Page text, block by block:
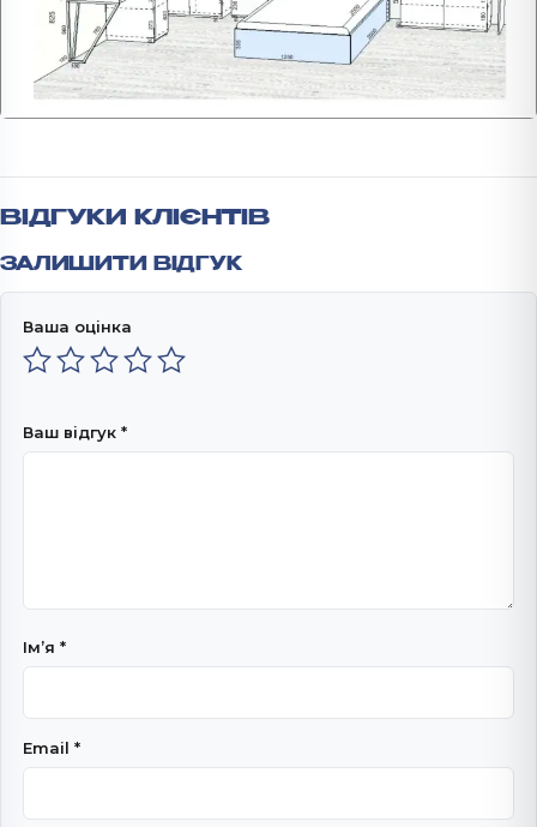
ВІДГУКИ КЛІЄНТІВ
ЗАЛИШИТИ ВІДГУК
Ваша оцінка
Ваш відгук *
Імʼя *
Email *